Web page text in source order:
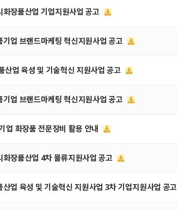
장품산업 기업지원사업 공고
업 브랜드마케팅 혁신지원사업 공고
업 육성 및 기술혁신 지원사업 공고
업 브랜드마케팅 혁신지원사업 공고
화장품 전문장비 활용 안내
장품산업 4차 물류지원사업 공고
업 육성 및 기술혁신 지원사업 3차 기업지원사업 공고